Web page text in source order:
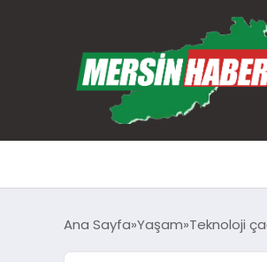
Ana Sayfa Yaşam Teknoloji